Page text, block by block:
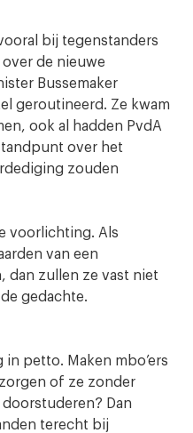
bij tegenstanders
de nieuwe
Bussemaker
geroutineerd. Ze kwam
ook al hadden PvdA
over het
zouden
voorlichting. Als
van een
dan zullen ze vast niet
gedachte.
in petto. Maken mbo’ers
of ze zonder
Dan
terecht bij